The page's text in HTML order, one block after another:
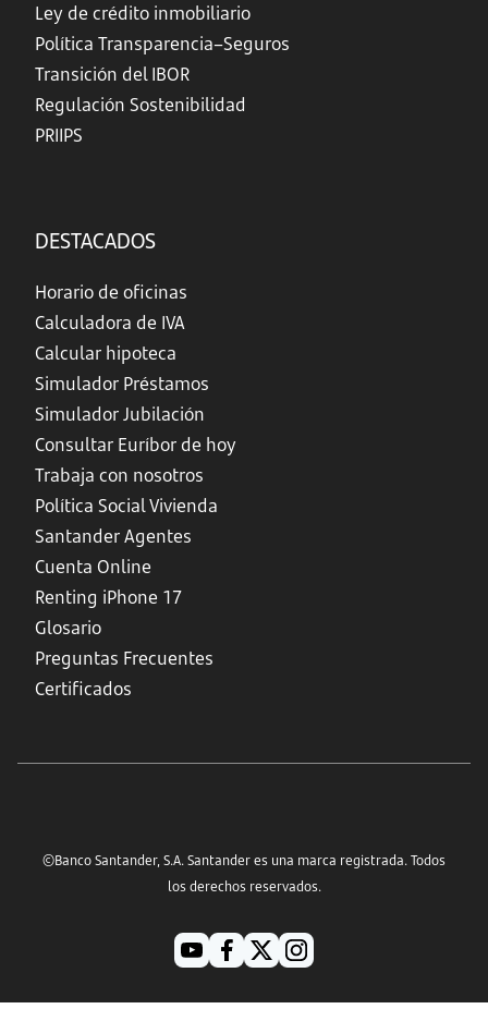
Ley de crédito inmobiliario
Política Transparencia–Seguros
Transición del IBOR
Regulación Sostenibilidad
PRIIPS
DESTACADOS
Horario de oficinas
Calculadora de IVA
Calcular hipoteca
Simulador Préstamos
Simulador Jubilación
Consultar Euríbor de hoy
Trabaja con nosotros
Política Social Vivienda
Santander Agentes
Cuenta Online
Renting iPhone 17
Glosario
Preguntas Frecuentes
Certificados
©Banco Santander, S.A. Santander es una marca registrada. Todos
los derechos reservados.